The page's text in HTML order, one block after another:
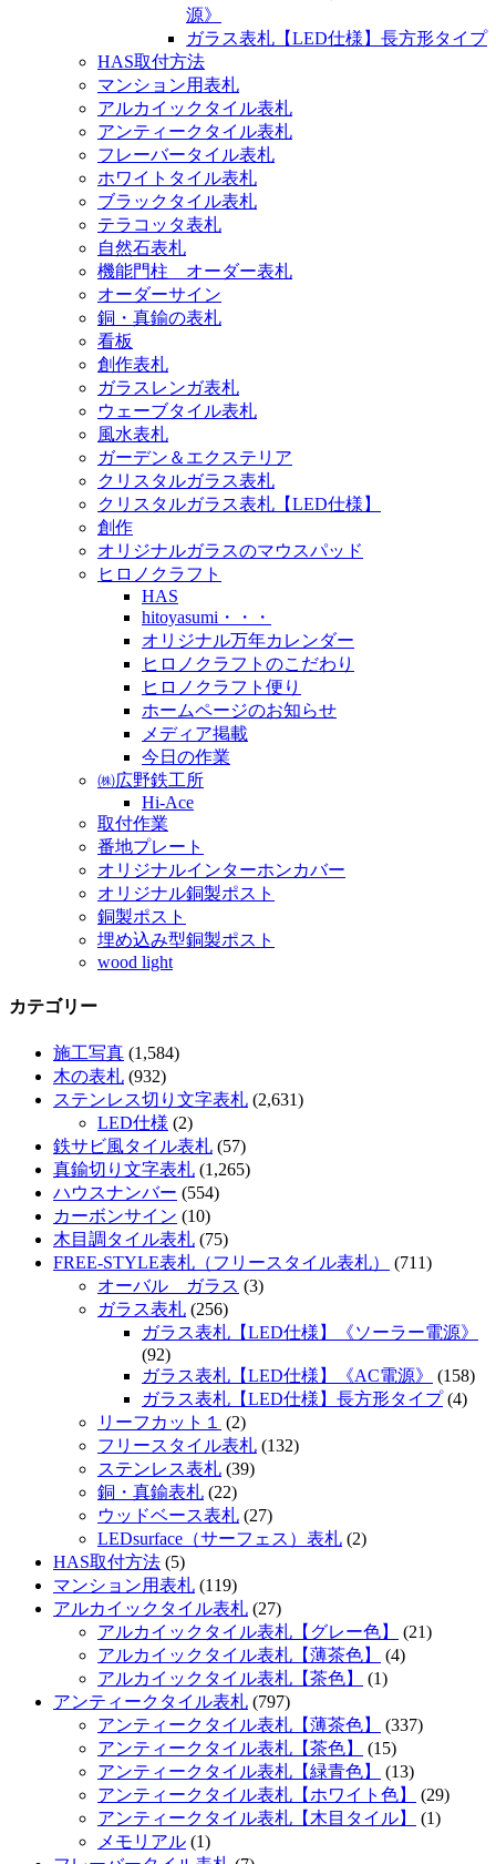
源》
ガラス表札【LED仕様】長方形タイプ
HAS取付方法
マンション用表札
アルカイックタイル表札
アンティークタイル表札
フレーバータイル表札
ホワイトタイル表札
ブラックタイル表札
テラコッタ表札
自然石表札
機能門柱 オーダー表札
オーダーサイン
銅・真鍮の表札
看板
創作表札
ガラスレンガ表札
ウェーブタイル表札
風水表札
ガーデン＆エクステリア
クリスタルガラス表札
クリスタルガラス表札【LED仕様】
創作
オリジナルガラスのマウスパッド
ヒロノクラフト
HAS
hitoyasumi・・・
オリジナル万年カレンダー
ヒロノクラフトのこだわり
ヒロノクラフト便り
ホームページのお知らせ
メディア掲載
今日の作業
㈱広野鉄工所
Hi-Ace
取付作業
番地プレート
オリジナルインターホンカバー
オリジナル銅製ポスト
銅製ポスト
埋め込み型銅製ポスト
wood light
カテゴリー
施工写真 (1,584)
木の表札 (932)
ステンレス切り文字表札 (2,631)
LED仕様 (2)
鉄サビ風タイル表札 (57)
真鍮切り文字表札 (1,265)
ハウスナンバー (554)
カーボンサイン (10)
木目調タイル表札 (75)
FREE-STYLE表札（フリースタイル表札）
(711)
オーバル ガラス (3)
ガラス表札 (256)
ガラス表札【LED仕様】《ソーラー電源》
(92)
ガラス表札【LED仕様】《AC電源》
(158)
ガラス表札【LED仕様】長方形タイプ(4)
リーフカット１
(2)
フリースタイル表札 (132)
ステンレス表札 (39)
銅・真鍮表札 (22)
ウッドベース表札 (27)
LEDsurface（サーフェス）表札 (2)
HAS取付方法 (5)
マンション用表札 (119)
アルカイックタイル表札 (27)
アルカイックタイル表札【グレー色】
(21)
アルカイックタイル表札【薄茶色】
(4)
アルカイックタイル表札【茶色】
(1)
アンティークタイル表札 (797)
アンティークタイル表札【薄茶色】
(337)
アンティークタイル表札【茶色】
(15)
アンティークタイル表札【緑青色】
(13)
アンティークタイル表札【ホワイト色】
(29)
アンティークタイル表札【木目タイル】
(1)
メモリアル (1)